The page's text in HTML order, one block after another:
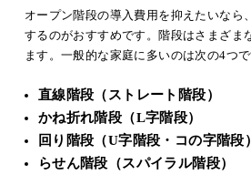
オープン階段の導入費用を抑えたいなら
するのがおすすめです。階段はさまざま
ます。一般的な家庭に多いのは次の4つで
直線階段（ストレート階段）
かね折れ階段（L字階段）
回り階段（U字階段・コの字階段）
らせん階段（スパイラル階段）